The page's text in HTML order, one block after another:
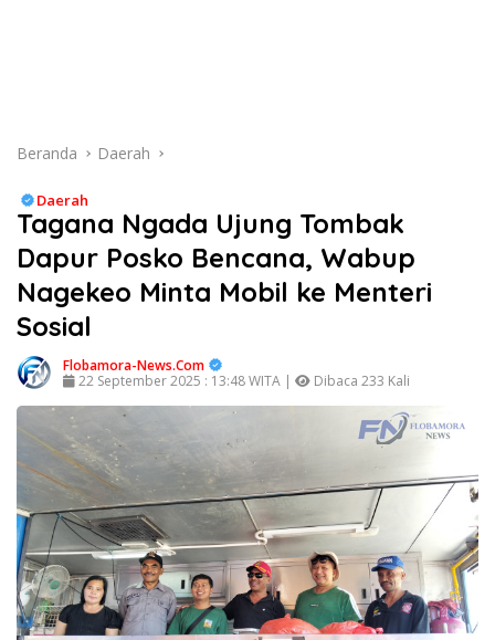
Beranda Daerah
Daerah
Tagana Ngada Ujung Tombak
Dapur Posko Bencana, Wabup
Nagekeo Minta Mobil ke Menteri
Sosial
Flobamora-News.Com
22 September 2025 : 13:48 WITA |
Dibaca 233 Kali